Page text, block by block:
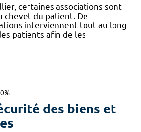
certaines associations sont
chevet du patient. De
interviennent tout au long
patients afin de les
des biens et